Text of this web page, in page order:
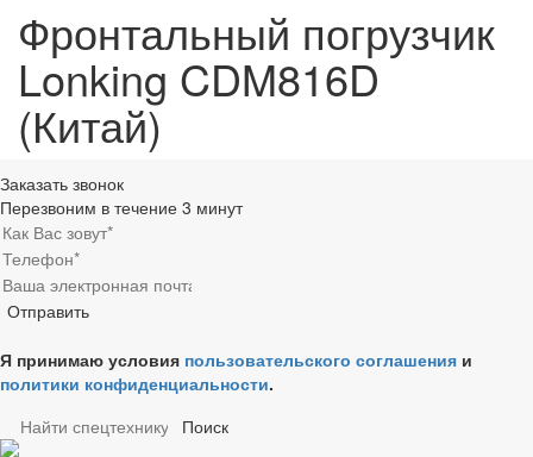
Фронтальный погрузчик
Lonking CDM816D
(Китай)
Заказать звонок
Перезвоним в течение 3 минут
Я принимаю условия пользовательского соглашения и
политики конфиденциальности.